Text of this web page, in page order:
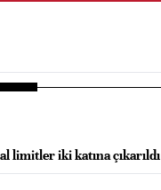
limitler iki katına çıkarıldı